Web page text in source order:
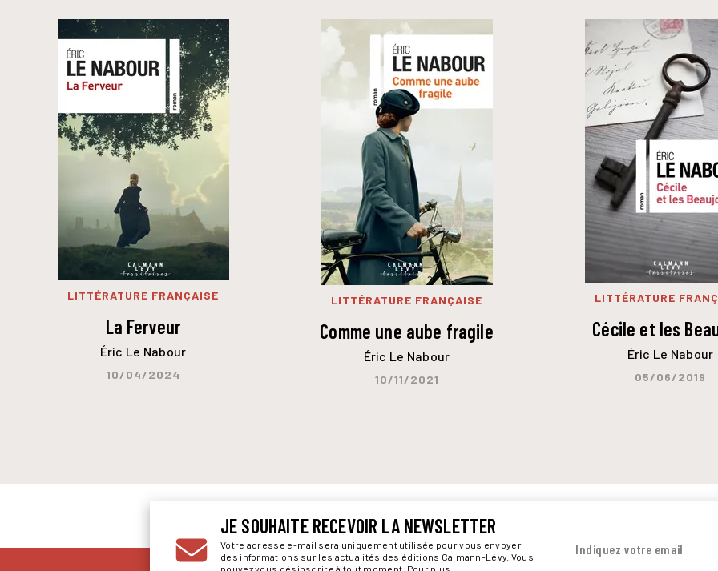
LITTÉRATURE FRANÇAISE
La Ferveur
Éric Le Nabour
10/04/2024
LITTÉRATURE FRANÇAISE
Comme une aube fragile
Éric Le Nabour
10/11/2021
LITTÉRATURE
Cécile et les
Éric Le Nabour
05/06/2019
JE SOUHAITE RECEVOIR LA NEWSLETTER
Votre adresse e-mail sera uniquement utilisée pour vous envoyer
des informations sur les actualités des éditions Calmann-Lévy. Vous
pouvez vous désinscrire à tout moment. Pour plus
Indiquez votre email